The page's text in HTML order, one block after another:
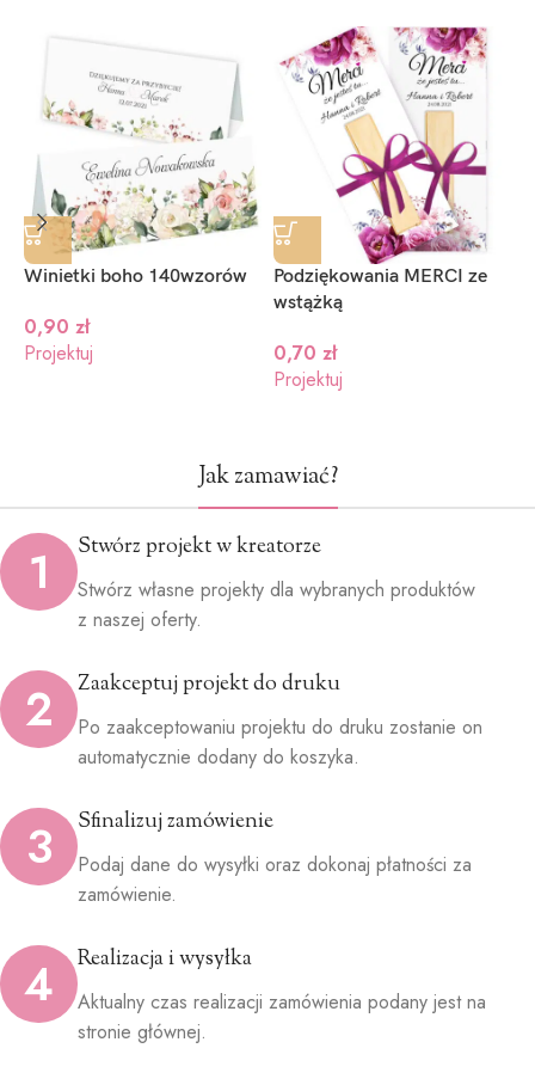
Ciemny
niebieski
(+1.2zł)
Ciemny
granat
(+1.2zł)
Jasno
zielony
(+1.2zł)
Winietki boho 140wzorów
0,90 zł
Projektuj
Podziękowania MERCI ze
wstążką
0,70 zł
Projektuj
Jak zamawiać?
1 Stwórz projekt w kreatorze
Stwórz własne projekty dla wybranych produktów
z naszej oferty.
2 Zaakceptuj projekt do druku
Po zaakceptowaniu projektu do druku zostanie on
automatycznie dodany do koszyka.
3 Sfinalizuj zamówienie
Podaj dane do wysyłki oraz dokonaj płatności za
zamówienie.
4 Realizacja i wysyłka
Aktualny czas realizacji zamówienia podany jest na
stronie głównej.